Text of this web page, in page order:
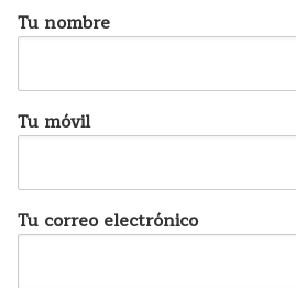
Tu nombre
Tu móvil
Tu correo electrónico